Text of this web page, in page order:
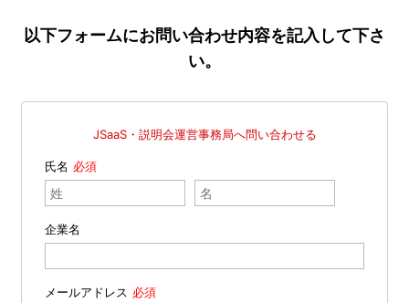
以下フォームにお問い合わせ内容を記入して下さ
い。
JSaaS・説明会運営事務局へ問い合わせる
氏名
企業名
メールアドレス